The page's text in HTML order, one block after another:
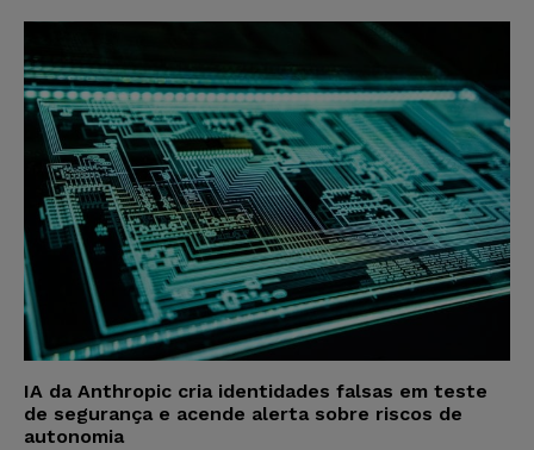
IA da Anthropic cria identidades falsas em teste
de segurança e acende alerta sobre riscos de
autonomia